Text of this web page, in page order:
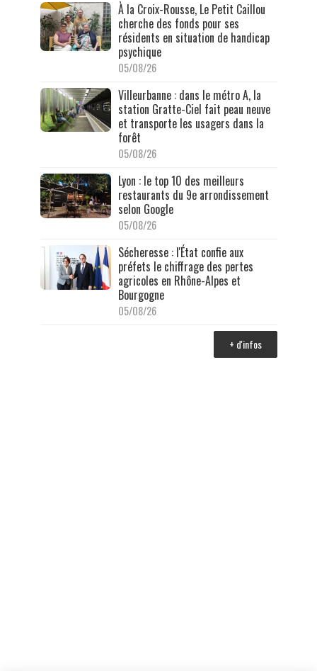
À la Croix-Rousse, Le Petit Caillou
cherche des fonds pour ses
résidents en situation de handicap
psychique
05/08/26
Villeurbanne : dans le métro A, la
station Gratte-Ciel fait peau neuve
et transporte les usagers dans la
forêt
05/08/26
Lyon : le top 10 des meilleurs
restaurants du 9e arrondissement
selon Google
05/08/26
Sécheresse : l'État confie aux
préfets le chiffrage des pertes
agricoles en Rhône-Alpes et
Bourgogne
05/08/26
+ d'infos